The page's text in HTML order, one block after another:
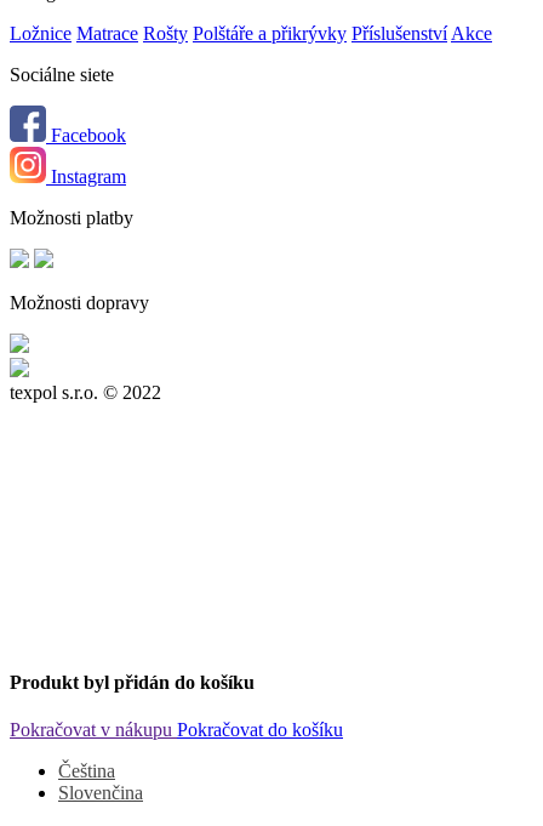
Ložnice Matrace Rošty Polštáře a přikrývky Příslušenství Akce
Sociálne siete
Facebook
Instagram
Možnosti platby
Možnosti dopravy
texpol s.r.o. © 2022
Produkt byl přidán do košíku
Pokračovat v nákupu Pokračovat do košíku
Čeština
Slovenčina